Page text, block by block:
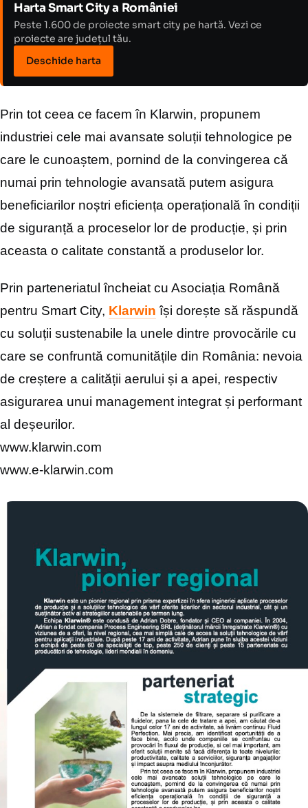
Harta Smart City a României
Peste 1.600 de proiecte smart city pe hartă. Vezi ce
proiecte are județul tău.
Deschide harta
Prin tot ceea ce facem în Klarwin, propunem
industriei cele mai avansate soluții tehnologice pe
care le cunoaștem, pornind de la convingerea că
numai prin tehnologie avansată putem asigura
beneficiarilor noștri eficiența operațională în condiții
de siguranță a proceselor lor de producție, și prin
aceasta o calitate constantă a produselor lor.
Prin parteneriatul încheiat cu Asociația Română
pentru Smart City, Klarwin își dorește să răspundă
cu soluții sustenabile la unele dintre provocările cu
care se confruntă comunitățile din România: nevoia
de creștere a calității aerului și a apei, respectiv
asigurarea unui management integrat și performant
al deșeurilor.
www.klarwin.com
www.e-klarwin.com